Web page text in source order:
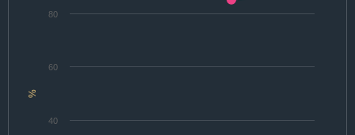
%
40
60
80